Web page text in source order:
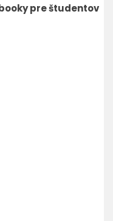
pre študentov